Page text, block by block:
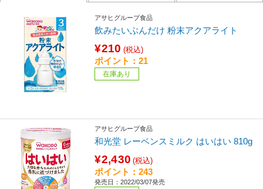
アサヒグループ食品
飲みたいぶんだけ 粉末アクアライト
¥210 (税込)
ポイント：21
在庫あり
アサヒグループ食品
和光堂 レーベンスミルク はいはい 810g
¥2,430 (税込)
ポイント：243
発売日：2022/03/07発売